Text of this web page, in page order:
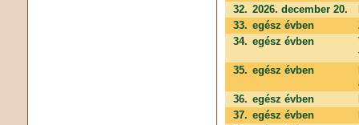
32. 2026. december 20.
33. egész évben
34. egész évben
35. egész évben
36. egész évben
37. egész évben